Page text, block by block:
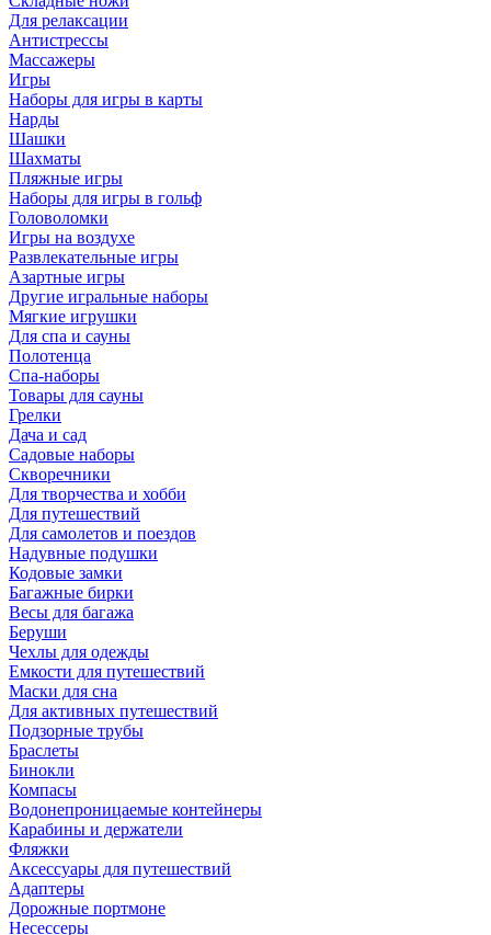
Для релаксации
Антистрессы
Массажеры
Игры
Наборы для игры в карты
Нарды
Шашки
Шахматы
Пляжные игры
Наборы для игры в гольф
Головоломки
Игры на воздухе
Развлекательные игры
Азартные игры
Другие игральные наборы
Мягкие игрушки
Для спа и сауны
Полотенца
Спа-наборы
Товары для сауны
Грелки
Дача и сад
Садовые наборы
Скворечники
Для творчества и хобби
Для путешествий
Для самолетов и поездов
Надувные подушки
Кодовые замки
Багажные бирки
Весы для багажа
Беруши
Чехлы для одежды
Емкости для путешествий
Маски для сна
Для активных путешествий
Подзорные трубы
Браслеты
Бинокли
Компасы
Водонепроницаемые контейнеры
Карабины и держатели
Фляжки
Аксессуары для путешествий
Адаптеры
Дорожные портмоне
Несессеры